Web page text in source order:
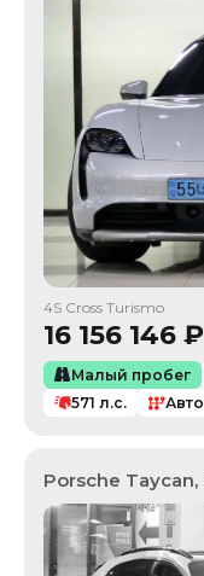
4S Cross Turismo
16 156 146 ₽
Малый пробег
571 л.с.
Porsche Taycan